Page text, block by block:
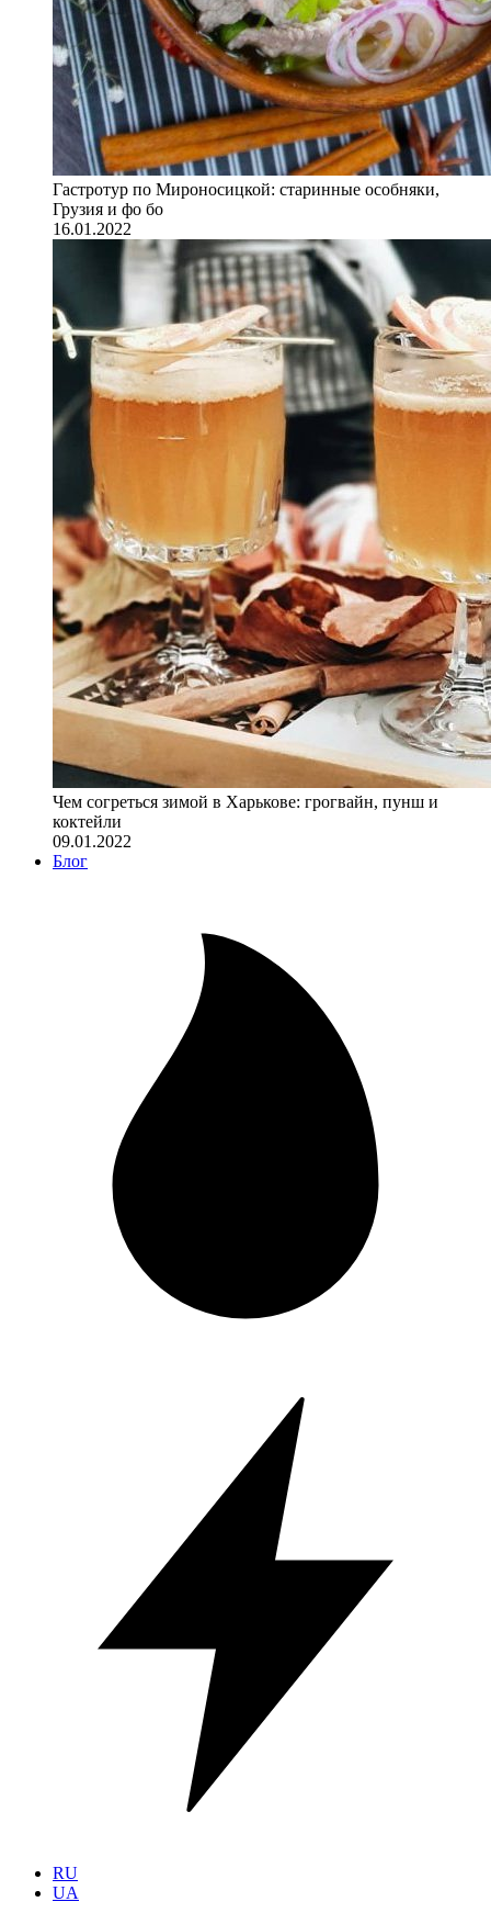
Гастротур по Мироносицкой: старинные особняки,
Грузия и фо бо
16.01.2022
Чем согреться зимой в Харькове: грогвайн, пунш и
коктейли
09.01.2022
Блог
RU
UA